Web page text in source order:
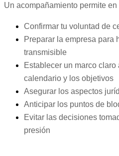
Un acompañamiento permite en
Confirmar tu voluntad de
Preparar la empresa para
transmisible
Establecer un marco claro
calendario y los objetivos
Asegurar los aspectos
Anticipar los puntos de
Evitar las decisiones
presión